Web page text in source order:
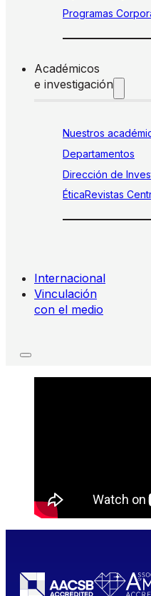
Programas
Académicos
e investigación
Nuestros
Departamentos
Dirección de
ÉticaRevistas
Internacional
Vinculación
con el medio